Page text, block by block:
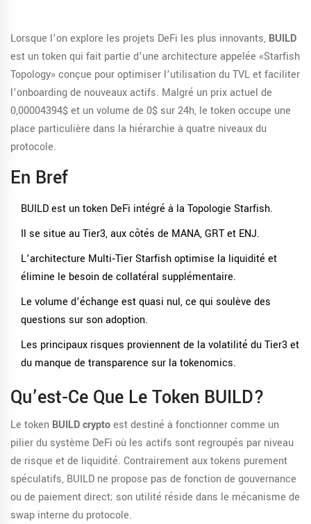
Lorsque l’on explore les projets DeFi les plus innovants, BUILD
est un token qui fait partie d’une architecture appelée «Starfish
Topology»conçue pour optimiser l’utilisation du TVL et faciliter
l’onboarding de nouveaux actifs. Malgré un prix actuel de
0,00004394$ et un volume de 0$ sur 24h, le token occupe une
place particulière dans la hiérarchie à quatre niveaux du
protocole.
En Bref
BUILD est un token DeFi intégré à la Topologie Starfish.
Il se situe au Tier3, aux côtés de MANA, GRT et ENJ.
L’architecture Multi‑Tier Starfish optimise la liquidité et
élimine le besoin de collatéral supplémentaire.
Le volume d’échange est quasi nul, ce qui soulève des
questions sur son adoption.
Les principaux risques proviennent de la volatilité du Tier3 et
du manque de transparence sur la tokenomics.
Qu’est‑ce Que Le Token BUILD?
Le token BUILD cryptoest destiné à fonctionner comme un
pilier du système DeFi où les actifs sont regroupés par niveau
de risque et de liquidité. Contrairement aux tokens purement
spéculatifs, BUILD ne propose pas de fonction de gouvernance
ou de paiement direct; son utilité réside dans le mécanisme de
swap interne du protocole.